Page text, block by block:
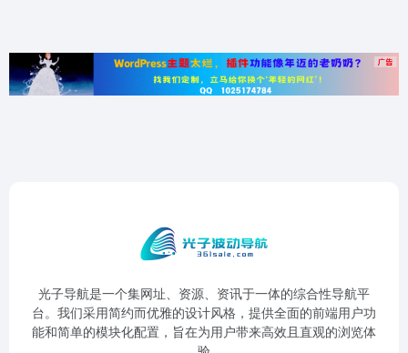
光子导航是一个集网址、资源、资讯于一体的综合性导航平
台。我们采用简约而优雅的设计风格，提供全面的前端用户功
能和简单的模块化配置，旨在为用户带来高效且直观的浏览体